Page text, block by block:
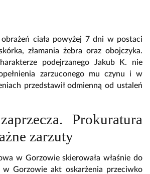
obrażeń ciała powyżej 7 dni w postaci
złamania żebra oraz obojczyka.
podejrzanego Jakub K. nie
zarzuconego mu czynu i w
przedstawił odmienną od ustaleń
Prokuratura
zarzuty
w Gorzowie skierowała właśnie do
w Gorzowie akt oskarżenia przeciwko